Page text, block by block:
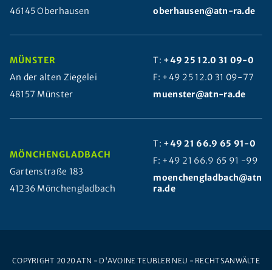
46145 Oberhausen
oberhausen@atn-ra.de
MÜNSTER
An der alten Ziegelei
48157 Münster
T: +49 25 12.0 31 09-0
F: +49 25 12.0 31 09-77
muenster@atn-ra.de
MÖNCHENGLADBACH
Gartenstraße 183
41236 Mönchengladbach
T: +49 21 66.9 65 91-0
F: +49 21 66.9 65 91 -99
moenchengladbach@atn-
ra.de
COPYRIGHT 2020 ATN - D'AVOINE TEUBLER NEU - RECHTSANWÄLTE